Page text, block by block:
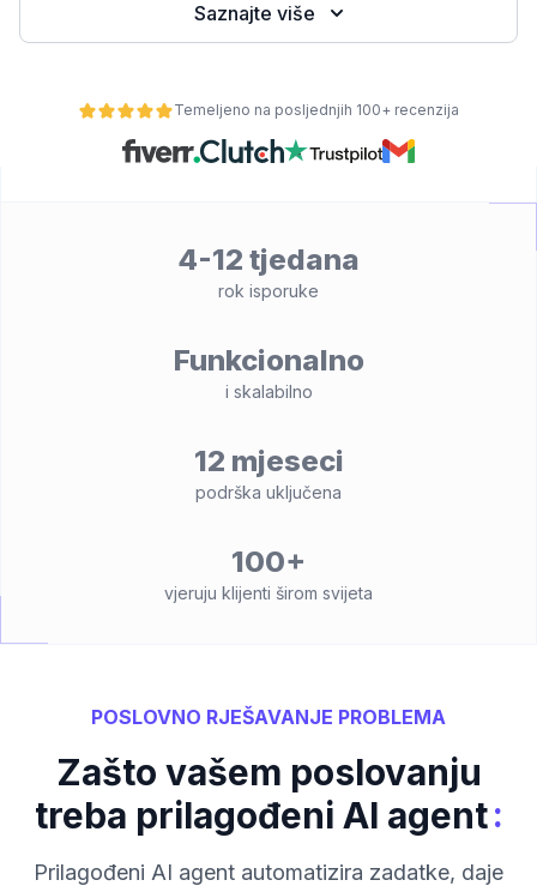
Saznajte više
Temeljeno na posljednjih 100+ recenzija
4-12 tjedana
rok isporuke
Funkcionalno
i skalabilno
12 mjeseci
podrška uključena
100+
vjeruju klijenti širom svijeta
POSLOVNO RJEŠAVANJE PROBLEMA
Zašto vašem poslovanju
treba prilagođeni AI agent:
Prilagođeni AI agent automatizira zadatke, daje